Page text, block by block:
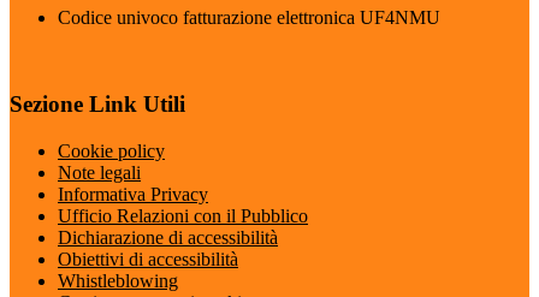
Codice univoco fatturazione elettronica UF4NMU
Sezione Link Utili
Cookie policy
Note legali
Informativa Privacy
Ufficio Relazioni con il Pubblico
Dichiarazione di accessibilità
Obiettivi di accessibilità
Whistleblowing